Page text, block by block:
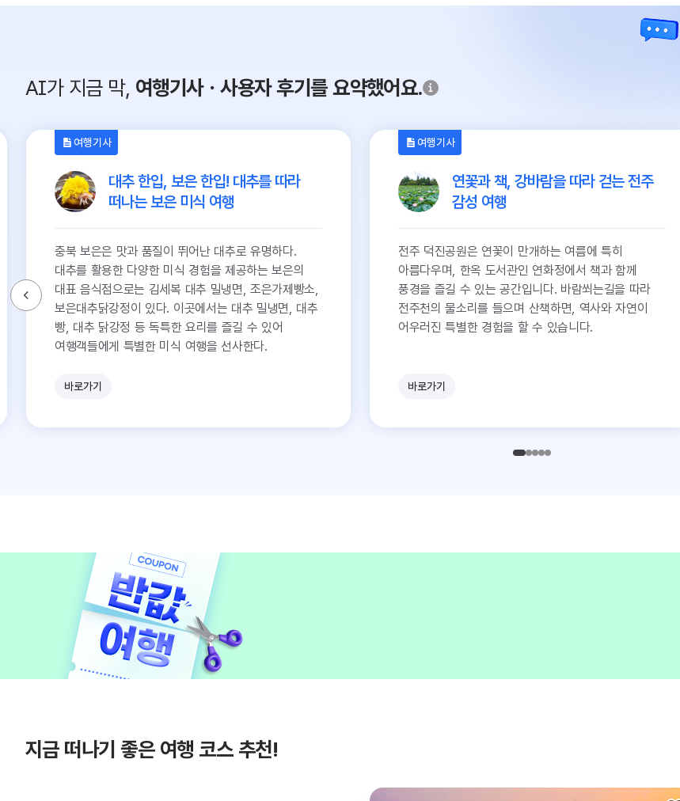
AI가 지금 막, 여행기사ㆍ사용자 후기를 요약했어요.
여행기사
대추 한입, 보은 한입! 대추를 따라
떠나는 보은 미식 여행
충북 보은은 맛과 품질이 뛰어난 대추로 유명하다.
대추를 활용한 다양한 미식 경험을 제공하는 보은의
대표 음식점으로는 김세복 대추 밀냉면, 조은가제빵소,
보은대추닭강정이 있다. 이곳에서는 대추 밀냉면, 대추
빵, 대추 닭강정 등 독특한 요리를 즐길 수 있어
여행객들에게 특별한 미식 여행을 선사한다.
바로가기
여행기사
연꽃과 책, 강바람을 따라 걷는 전주
감성 여행
전주 덕진공원은 연꽃이 만개하는 여름에 특히
아름다우며, 한옥 도서관인 연화정에서 책과 함께
풍경을 즐길 수 있는 공간입니다. 바람쐬는길을 따라
전주천의 물소리를 들으며 산책하면, 역사와 자연이
어우러진 특별한 경험을 할 수 있습니다.
바로가기
회
지금 떠나기 좋은 여행 코스 추천!